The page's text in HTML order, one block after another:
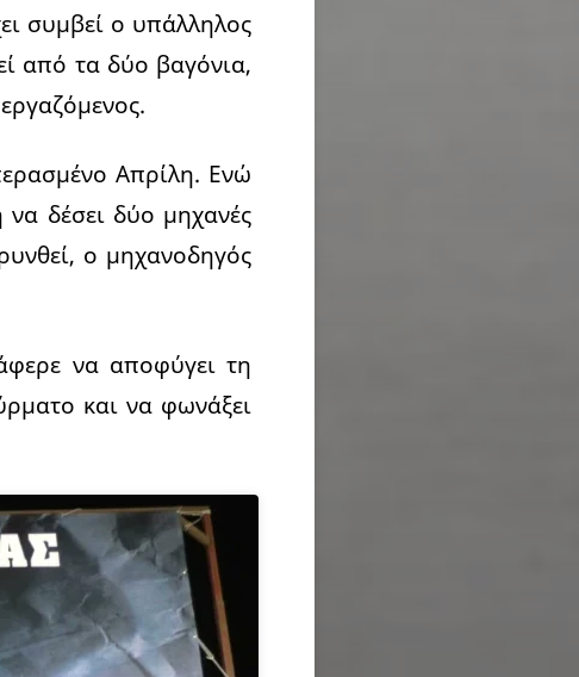
συμβεί ο υπάλληλος
από τα δύο βαγόνια,
Απρίλη. Ενώ
δέσει δύο μηχανές
ο μηχανοδηγός
να αποφύγει τη
και να φωνάξει